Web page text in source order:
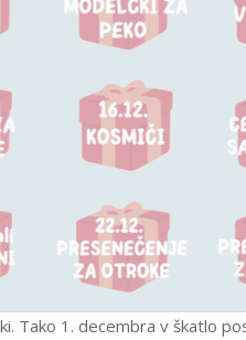
Tako 1. decembra v škatlo